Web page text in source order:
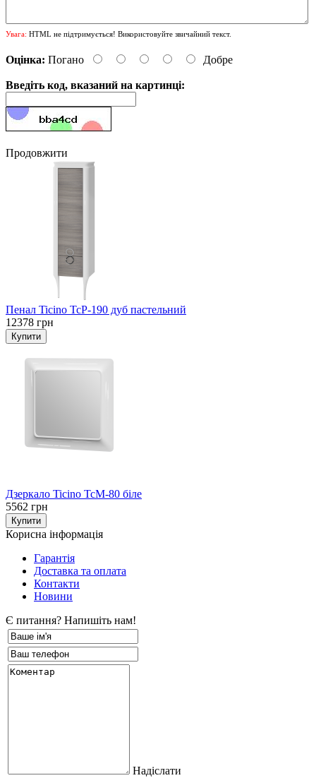
Увага: HTML не підтримується! Використовуйте звичайний текст.
Оцінка: Погано Добре
Введіть код, вказаний на картинці:
Продовжити
Пенал Ticino TcP-190 дуб пастельний
12378 грн
Дзеркало Ticino TcM-80 біле
5562 грн
Корисна інформація
Гарантія
Доставка та оплата
Контакти
Новини
Є питання? Напишіть нам!
Надіслати